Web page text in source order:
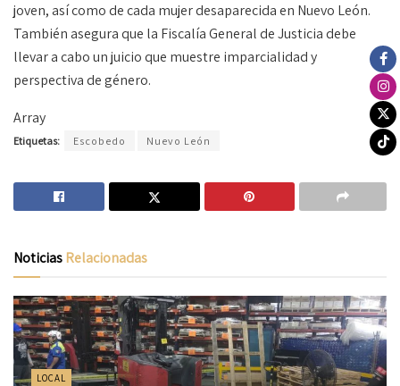
joven, así como de cada mujer desaparecida en Nuevo León.
También asegura que la Fiscalía General de Justicia debe
llevar a cabo un juicio que muestre imparcialidad y
perspectiva de género.
Array
Etiquetas: Escobedo Nuevo León
NoticiasRelacionadas
LOCAL